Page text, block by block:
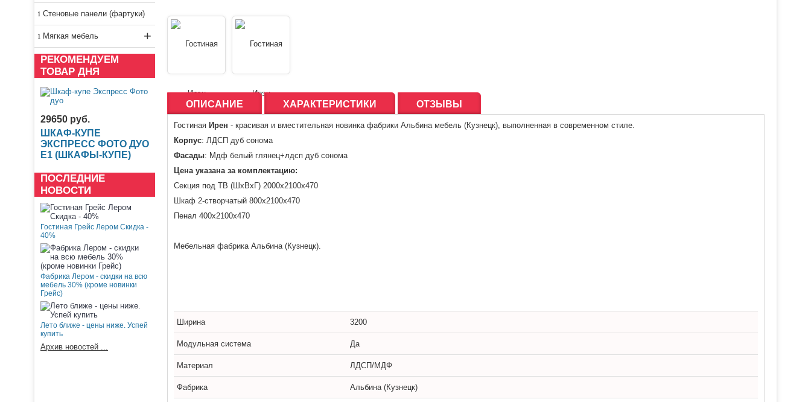
Стеновые панели (фартуки)
Мягкая мебель +
РЕКОМЕНДУЕМ
ТОВАР ДНЯ
29650 руб.
ШКАФ-КУПЕ
ЭКСПРЕСС ФОТО ДУО
Е1 (ШКАФЫ-КУПЕ)
ПОСЛЕДНИЕ
НОВОСТИ
Гостиная Грейс Лером Скидка -
40%
Фабрика Лером - скидки на всю
мебель 30% (кроме новинки
Грейс)
Лето ближе - цены ниже. Успей
купить
Архив новостей ...
ОПИСАНИЕ ХАРАКТЕРИСТИКИ ОТЗЫВЫ
Гостиная Ирен - красивая и вместительная новинка фабрики Альбина мебель (Кузнецк), выполненная в современном стиле.
Корпус: ЛДСП дуб сонома
Фасады: Мдф белый глянец+лдсп дуб сонома
Цена указана за комплектацию:
Секция под ТВ (ШхВхГ) 2000х2100х470
Шкаф 2-створчатый 800х2100х470
Пенал 400х2100х470
Мебельная фабрика Альбина (Кузнецк).
Ширина 3200
Модульная система Да
Материал ЛДСП/МДФ
Фабрика Альбина (Кузнецк)